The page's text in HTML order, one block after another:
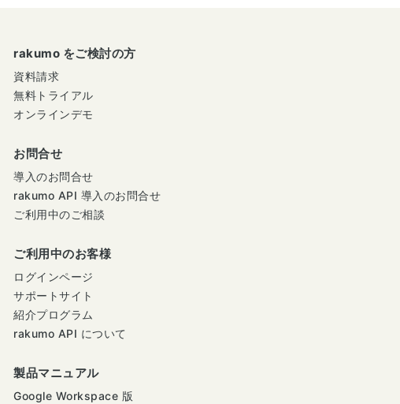
rakumo をご検討の方
資料請求
無料トライアル
オンラインデモ
お問合せ
導入のお問合せ
rakumo API 導入のお問合せ
ご利用中のご相談
ご利用中のお客様
ログインページ
サポートサイト
紹介プログラム
rakumo API について
製品マニュアル
Google Workspace 版